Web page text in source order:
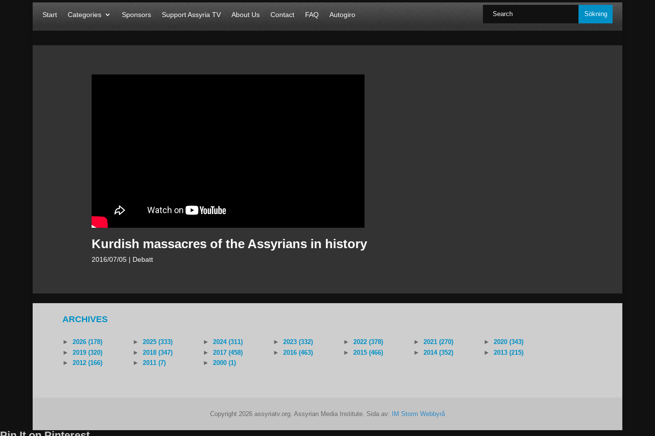
Start Categories Sponsors Support Assyria TV About Us Contact FAQ Autogiro
Kurdish massacres of the Assyrians in history
2016/07/05 | Debatt
ARCHIVES
► 2026 (178) ► 2025 (333) ► 2024 (311) ► 2023 (332) ► 2022 (378) ► 2021 (270) ►
2020 (343)
►
2019 (320) ► 2018 (347) ► 2017 (458) ► 2016 (463) ► 2015 (466) ► 2014 (352) ►
2013 (215)
►
2012 (166) ► 2011 (7) ► 2000 (1)
Copyright 2026 assyriatv.org. Assyrian Media Institute. Sida av: IM Storm Webbyrå